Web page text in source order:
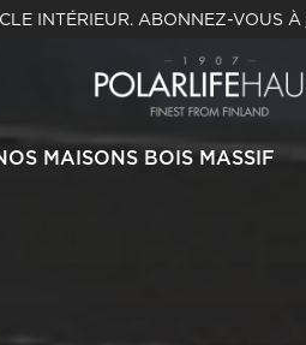
INTÉRIEUR. ABONNEZ-VOUS À
MAISONS BOIS MASSIF